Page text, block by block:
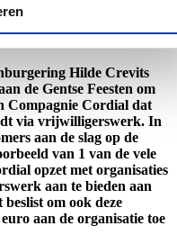
Hilde Crevits
de Gentse Feesten om
Compagnie Cordial dat
via vrijwilligerswerk. In
aan de slag op de
van 1 van de vele
opzet met organisaties
aan te bieden aan
om ook deze
aan de organisatie toe